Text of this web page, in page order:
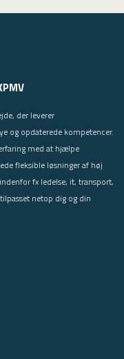
der leverer
og opdaterede kompetencer.
med at hjælpe
fleksible løsninger af høj
fx ledelse, it, transport,
netop dig og din